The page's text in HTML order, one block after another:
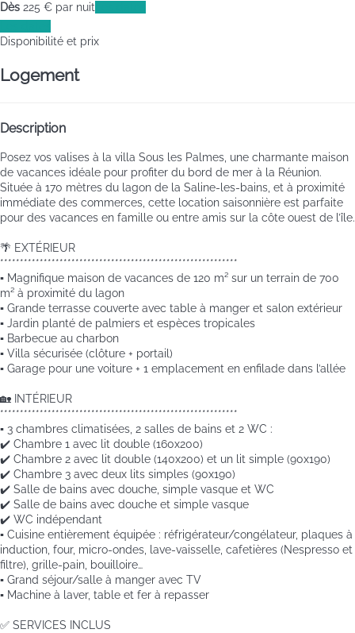
Dès 225 € par nuit
Disponibilité et prix
Logement
Description
Posez vos valises à la villa Sous les Palmes, une charmante maison
de vacances idéale pour profiter du bord de mer à la Réunion.
Située à 170 mètres du lagon de la Saline-les-bains, et à proximité
immédiate des commerces, cette location saisonnière est parfaite
pour des vacances en famille ou entre amis sur la côte ouest de l’île.
🌴 EXTÉRIEUR
************************************************************
▪️ Magnifique maison de vacances de 120 m² sur un terrain de 700
m² à proximité du lagon
▪️ Grande terrasse couverte avec table à manger et salon extérieur
▪️ Jardin planté de palmiers et espèces tropicales
▪️ Barbecue au charbon
▪️ Villa sécurisée (clôture + portail)
▪️ Garage pour une voiture + 1 emplacement en enfilade dans l’allée
🏡 INTÉRIEUR
************************************************************
▪️ 3 chambres climatisées, 2 salles de bains et 2 WC :
✔️ Chambre 1 avec lit double (160x200)
✔️ Chambre 2 avec lit double (140x200) et un lit simple (90x190)
✔️ Chambre 3 avec deux lits simples (90x190)
✔️ Salle de bains avec douche, simple vasque et WC
✔️ Salle de bains avec douche et simple vasque
✔️ WC indépendant
▪️ Cuisine entièrement équipée : réfrigérateur/congélateur, plaques à
induction, four, micro-ondes, lave-vaisselle, cafetières (Nespresso et
filtre), grille-pain, bouilloire…
▪️ Grand séjour/salle à manger avec TV
▪️ Machine à laver, table et fer à repasser
✅ SERVICES INCLUS